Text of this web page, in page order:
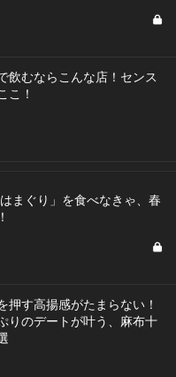
飲むならこんな店！センス
こ！
まぐり」を食べなきゃ、春
押す高揚感がたまらない！
りのデートが叶う、麻布十